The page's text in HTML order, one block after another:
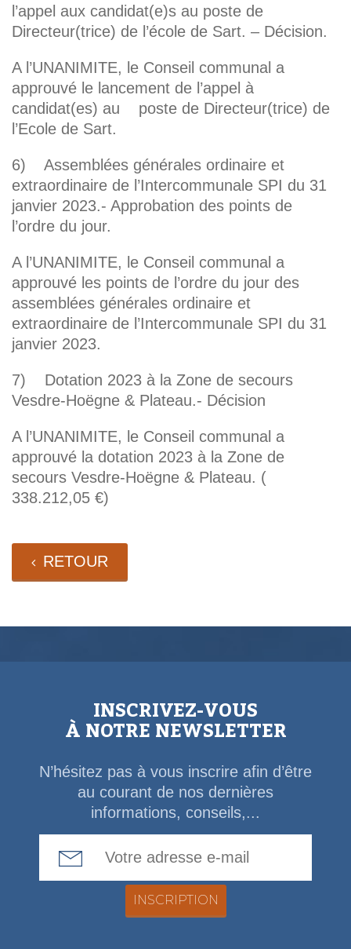
l’appel aux candidat(e)s au poste de
Directeur(trice) de l’école de Sart. – Décision.
A l’UNANIMITE, le Conseil communal a
approuvé le lancement de l’appel à
candidat(es) au poste de Directeur(trice) de
l’Ecole de Sart.
6) Assemblées générales ordinaire et
extraordinaire de l’Intercommunale SPI du 31
janvier 2023.- Approbation des points de
l’ordre du jour.
A l’UNANIMITE, le Conseil communal a
approuvé les points de l’ordre du jour des
assemblées générales ordinaire et
extraordinaire de l’Intercommunale SPI du 31
janvier 2023.
7) Dotation 2023 à la Zone de secours
Vesdre-Hoëgne & Plateau.- Décision
A l’UNANIMITE, le Conseil communal a
approuvé la dotation 2023 à la Zone de
secours Vesdre-Hoëgne & Plateau. (
338.212,05 €)
RETOUR
INSCRIVEZ-VOUS
À NOTRE NEWSLETTER
N’hésitez pas à vous inscrire afin d’être
au courant de nos dernières
informations, conseils,...